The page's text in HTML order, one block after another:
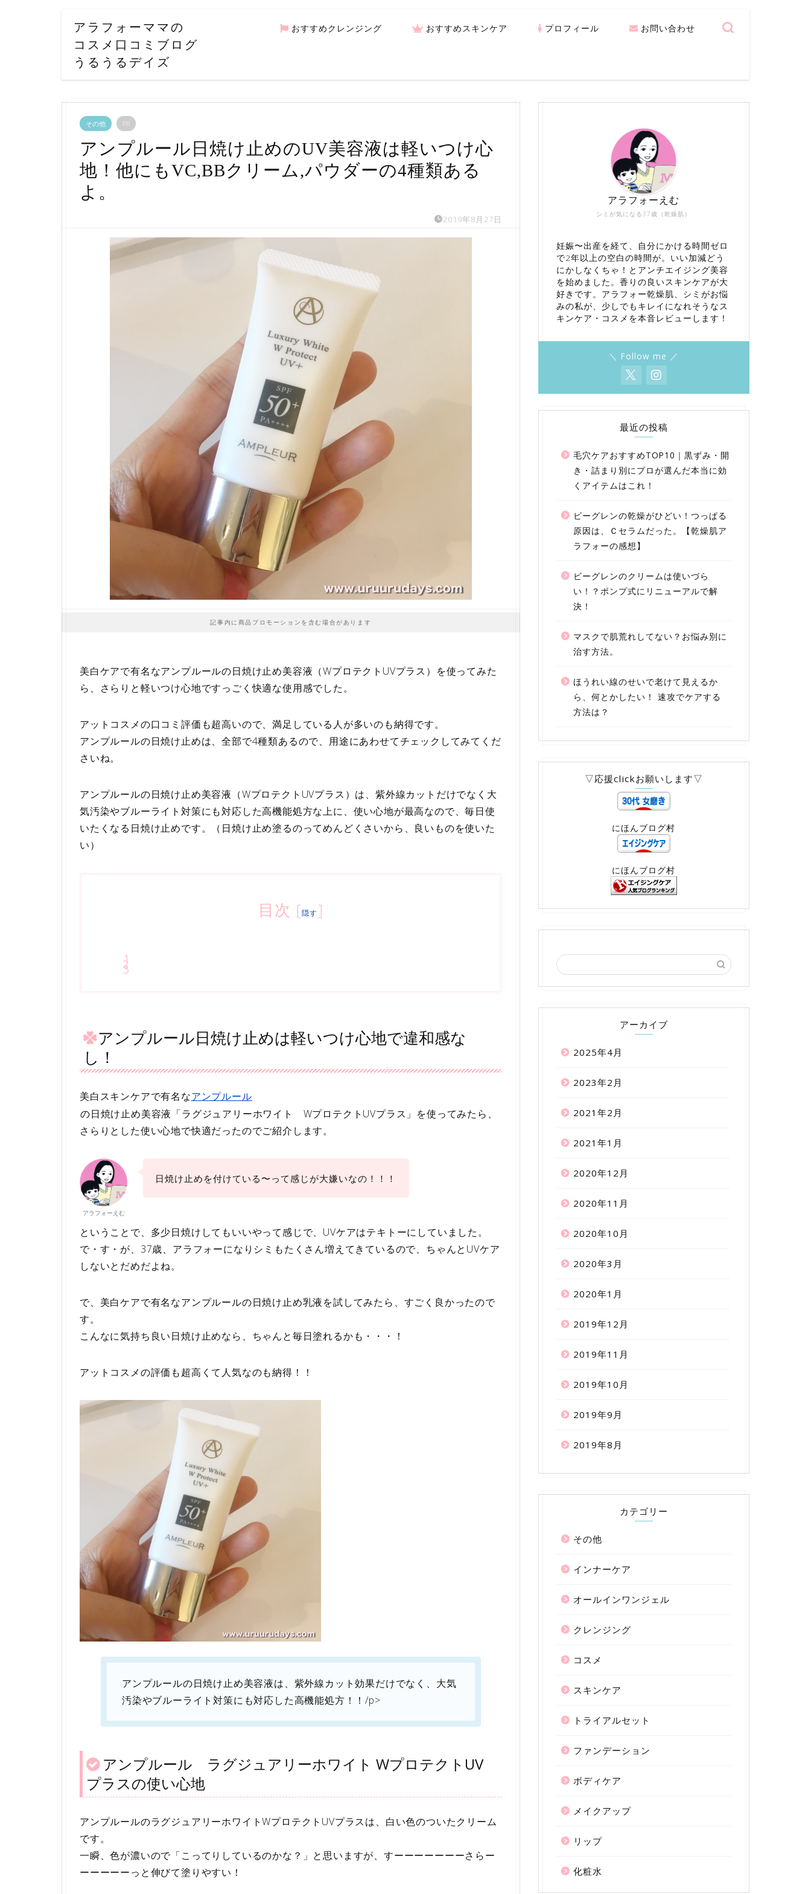
アラフォーママの
コスメ口コミブログ
うるうるデイズ
おすすめクレンジング おすすめスキンケア プロフィール お問い合わせ
その他 PR
アンプルール日焼け止めのUV美容液は軽いつけ心
地！他にもVC,BBクリーム,パウダーの4種類ある
よ。
2019年8月27日
記事内に商品プロモーションを含む場合があります
美白ケアで有名なアンプルールの日焼け止め美容液（WプロテクトUVプラス）を使ってみた
ら、さらりと軽いつけ心地ですっごく快適な使用感でした。
アットコスメの口コミ評価も超高いので、満足している人が多いのも納得です。
アンプルールの日焼け止めは、全部で4種類あるので、用途にあわせてチェックしてみてくだ
さいね。
アンプルールの日焼け止め美容液（WプロテクトUVプラス）は、紫外線カットだけでなく大
気汚染やブルーライト対策にも対応した高機能処方な上に、使い心地が最高なので、毎日使
いたくなる日焼け止めです。（日焼け止め塗るのってめんどくさいから、良いものを使いた
い）
目次 [隠す]
アンプルール日焼け止めは軽いつけ心地で違和感な
し！
美白スキンケアで有名なアンプルール
の日焼け止め美容液「ラグジュアリーホワイト WプロテクトUVプラス」を使ってみたら、
さらりとした使い心地で快適だったのでご紹介します。
アラフォーえむ
日焼け止めを付けている〜って感じが大嫌いなの！！！
ということで、多少日焼けしてもいいやって感じで、UVケアはテキトーにしていました。
で・す・が、37歳、アラフォーになりシミもたくさん増えてきているので、ちゃんとUVケア
しないとだめだよね。
で、美白ケアで有名なアンプルールの日焼け止め乳液を試してみたら、すごく良かったので
す。
こんなに気持ち良い日焼け止めなら、ちゃんと毎日塗れるかも・・・！
アットコスメの評価も超高くて人気なのも納得！！
アンプルールの日焼け止め美容液は、紫外線カット効果だけでなく、大気
汚染やブルーライト対策にも対応した高機能処方！！/p>
アンプルール ラグジュアリーホワイト WプロテクトUV
プラスの使い心地
アンプルールのラグジュアリーホワイトWプロテクトUVプラスは、白い色のついたクリーム
です。
一瞬、色が濃いので「こってりしているのかな？」と思いますが、すーーーーーーーさらー
ーーーーーっと伸びて塗りやすい！
シミが気になる37歳（乾燥肌）
アラフォーえむ
妊娠〜出産を経て、自分にかける時間ゼロ
で2年以上の空白の時間が。いい加減どう
にかしなくちゃ！とアンチエイジング美容
を始めました。香りの良いスキンケアが大
好きです。アラフォー乾燥肌、シミがお悩
みの私が、少しでもキレイになれそうなス
キンケア・コスメを本音レビューします！
＼ Follow me ／
最近の投稿
毛穴ケアおすすめTOP10｜黒ずみ・開
き・詰まり別にプロが選んだ本当に効
くアイテムはこれ！
ビーグレンの乾燥がひどい！つっぱる
原因は、Ｃセラムだった。【乾燥肌ア
ラフォーの感想】
ビーグレンのクリームは使いづら
い！？ポンプ式にリニューアルで解
決！
マスクで肌荒れしてない？お悩み別に
治す方法。
ほうれい線のせいで老けて見えるか
ら、何とかしたい！ 速攻でケアする
方法は？
▽応援clickお願いします▽
にほんブログ村
にほんブログ村
アーカイブ
2025年4月
2023年2月
2021年2月
2021年1月
2020年12月
2020年11月
2020年10月
2020年3月
2020年1月
2019年12月
2019年11月
2019年10月
2019年9月
2019年8月
カテゴリー
その他
インナーケア
オールインワンジェル
クレンジング
コスメ
スキンケア
トライアルセット
ファンデーション
ボディケア
メイクアップ
リップ
化粧水